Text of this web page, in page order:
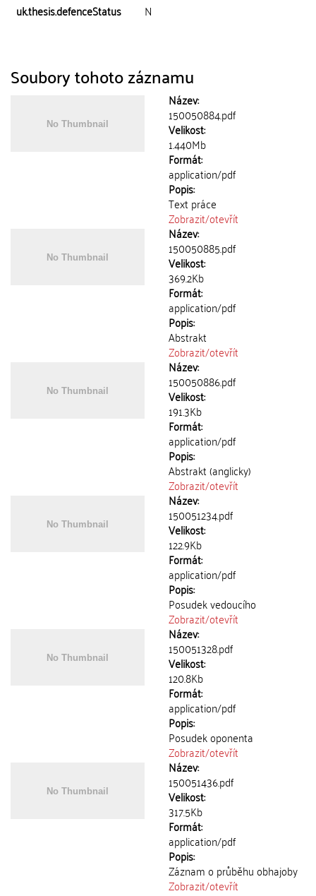
uk.thesis.defenceStatus
N
Soubory tohoto záznamu
Název:
150050884.pdf
Velikost:
1.440Mb
Formát:
application/pdf
Popis:
Text práce
Zobrazit/otevřít
Název:
150050885.pdf
Velikost:
369.2Kb
Formát:
application/pdf
Popis:
Abstrakt
Zobrazit/otevřít
Název:
150050886.pdf
Velikost:
191.3Kb
Formát:
application/pdf
Popis:
Abstrakt (anglicky)
Zobrazit/otevřít
Název:
150051234.pdf
Velikost:
122.9Kb
Formát:
application/pdf
Popis:
Posudek vedoucího
Zobrazit/otevřít
Název:
150051328.pdf
Velikost:
120.8Kb
Formát:
application/pdf
Popis:
Posudek oponenta
Zobrazit/otevřít
Název:
150051436.pdf
Velikost:
317.5Kb
Formát:
application/pdf
Popis:
Záznam o průběhu obhajoby
Zobrazit/otevřít